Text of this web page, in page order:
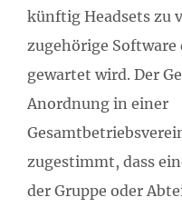
künftig Headsets zu
zugehörige
gewartet wird. Der
Anordnung in einer
zugestimmt, dass
der Gruppe oder